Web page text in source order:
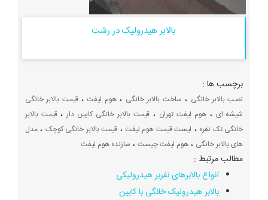
بالابر هیدرولیک در رشت
برچسب ها :
نصب بالابر خانگی ، ساخت بالابر خانگی ،هوم لیفت،قیمت بالابر خانگی
شیشه ای ،هوم لیفت تهران ، قیمت بالابر خانگی کابین دار،قیمت بالابر
خانگی تک نفره ، لیست قیمت هوم لیفت، قیمت بالابر خانگی کوچک ،مدل
های بالابر خانگی ، هوم لیفت چیست، سازنده هوم لیفت
مطالب مرتبط :
انواع بالابرهای نفربر هیدرولیکی
بالابر هیدرولیک خانگی با کابین